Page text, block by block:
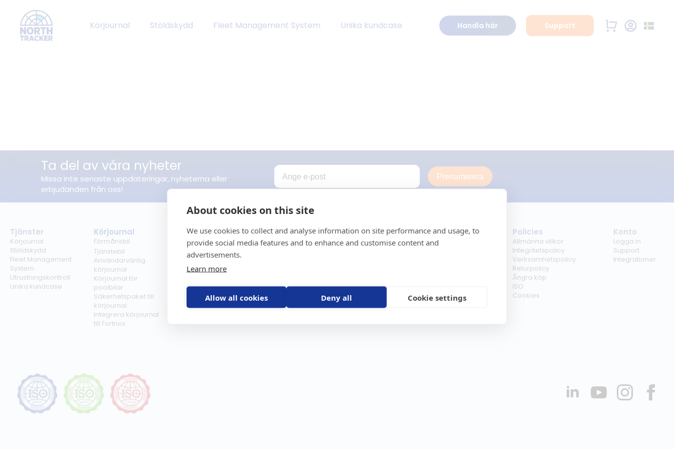
About cookies on this site
We use cookies to collect and analyse information on site performance and usage, to
provide social media features and to enhance and customise content and
advertisements.
Learn more
Allow all cookies Deny all Cookie settings
Körjournal Stöldskydd Fleet Management System Unika kundcase Handla här Support
Ta del av våra nyheter
Missa inte senaste uppdateringar, nyheterna eller
erbjudanden från oss!
Prenumerera
Tjänster
Körjournal
Stöldskydd
Fleet Management
System
Utrustningskontroll
Unika kundcase
Körjournal
Förmånsbil
Tjänstebil
Användarvänlig
körjournal
Körjournal för
poolbilar
Säkerhetspaket till
körjournal
Integrera körjournal
till Fortnox
Regelverk
Milersättning
Regler för tjänstebil
Regler för
förmånsbil
GPS-trackers
Scout 2.0
Stöldskydd
Båt
Åkgräsklippare
Moped
Vattenskoter
Företag
Om oss
Policies
Allmänna villkor
Integritetspolicy
Verksamhetspolicy
Returpolicy
Ångra köp
ISO
Cookies
Konto
Logga in
Support
Integrationer